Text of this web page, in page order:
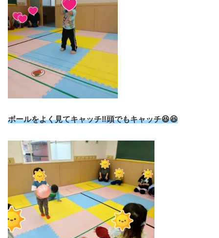
ボールをよく見てキャッチ‼️頭でもキャッチ😆😆